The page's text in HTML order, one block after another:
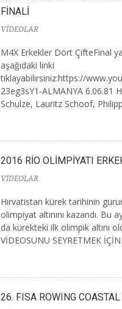
FİNALİ
VİDEOLAR
M4X Erkekler Dört ÇifteFinal
aşağıdaki linki
tıklayabilirsiniz:https://
23eg3sY1-ALMANYA 6.06.81
Schulze, Lauritz Schoof,
2016 RİO OLİMPİYATI
VİDEOLAR
Hırvatistan kürek tarihinin
olimpiyat altınını kazandı. Bu
da kürekteki ilk olimpik altını
VİDEOSUNU SEYRETMEK
26. FISA ROWING